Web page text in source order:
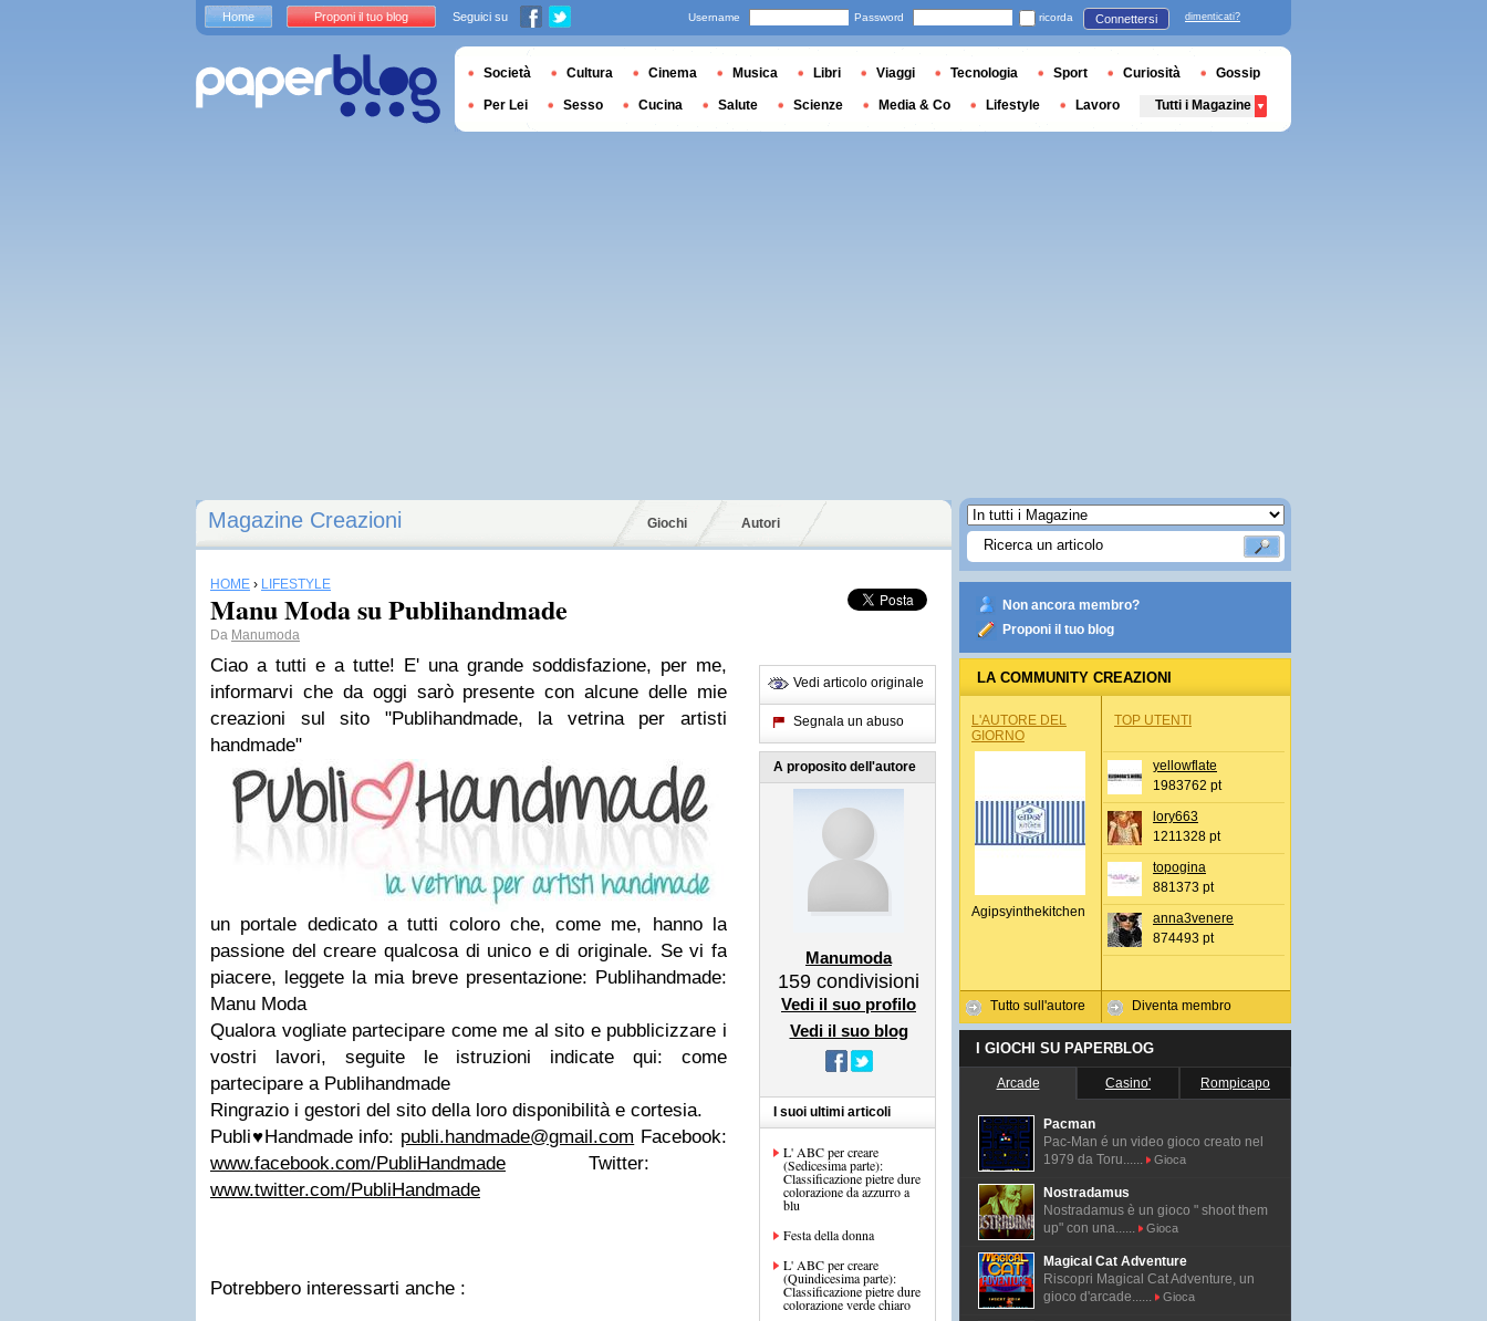
Magazine Creazioni Giochi Autori
HOME › LIFESTYLE
Manu Moda su Publihandmade
Da Manumoda
Ciao a tutti e a tutte! E' una grande soddisfazione, per me,
informarvi che da oggi sarò presente con alcune delle mie
creazioni sul sito "Publihandmade, la vetrina per artisti
handmade"
un portale dedicato a tutti coloro che, come me, hanno la
passione del creare qualcosa di unico e di originale. Se vi fa
piacere, leggete la mia breve presentazione: Publihandmade:
Manu Moda
Qualora vogliate partecipare come me al sito e pubblicizzare i
vostri lavori, seguite le istruzioni indicate qui: come
partecipare a Publihandmade
Ringrazio i gestori del sito della loro disponibilità e cortesia.
Publi♥Handmade info: publi.handmade@gmail.com Facebook:
www.facebook.com/PubliHandmade
Twitter:
www.twitter.com/PubliHandmade
Potrebbero interessarti anche :
Vedi articolo originale
Segnala un abuso
A proposito dell'autore
Manumoda
159 condivisioni
Vedi il suo profilo
Vedi il suo blog
I suoi ultimi articoli
L' ABC per creare
(Sedicesima parte):
Classificazione pietre dure
colorazione da azzurro a
blu
Festa della donna
L' ABC per creare
(Quindicesima parte):
Classificazione pietre dure
colorazione verde chiaro
Non ancora membro?
Proponi il tuo blog
LA COMMUNITY CREAZIONI
L'AUTORE DEL
GIORNO
Agipsyinthekitchen
Tutto sull'autore
TOP UTENTI
yellowflate
1983762 pt
lory663
1211328 pt
topogina
881373 pt
anna3venere
874493 pt
Diventa membro
I GIOCHI SU PAPERBLOG
Arcade Casino' Rompicapo
Pacman
Pac-Man é un video gioco creato nel
1979 da Toru......
Gioca
Nostradamus
Nostradamus è un gioco " shoot them
up" con una......
Gioca
Magical Cat Adventure
Riscopri Magical Cat Adventure, un
gioco d'arcade......
Gioca
Home Proponi il tuo blog Seguici su Username Password ricorda Connettersi dimenticati?
Società Cultura Cinema Musica Libri Viaggi Tecnologia Sport Curiosità Gossip
Per Lei Sesso Cucina Salute Scienze Media & Co Lifestyle Lavoro Tutti i Magazine